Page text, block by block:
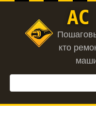
Перейти
АС
кто
Поиск: